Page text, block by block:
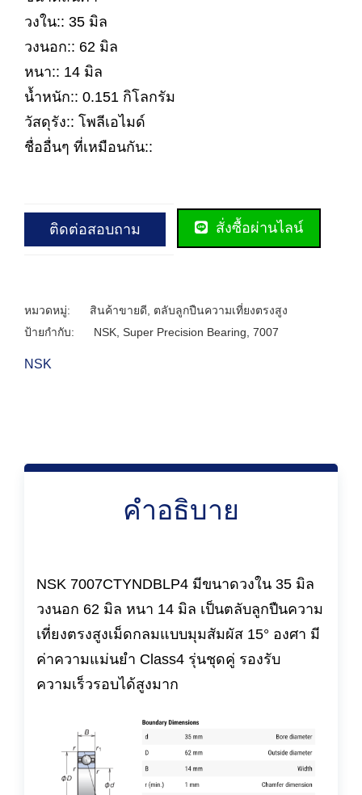
วงใน:: 35 มิล
วงนอก:: 62 มิล
หนา:: 14 มิล
น้ำหนัก:: 0.151 กิโลกรัม
วัสดุรัง:: โพลีเอไมด์
ชื่ออื่นๆ ที่เหมือนกัน::
ติดต่อสอบถาม สั่งซื้อผ่านไลน์
หมวดหมู่: สินค้าขายดี
ตลับลูกปืนความเที่ยงตรงสูง
ป้ายกำกับ:
NSK Super Precision Bearing 7007
NSK
คำอธิบาย
NSK 7007CTYNDBLP4 มีขนาดวงใน 35 มิล
วงนอก 62 มิล หนา 14 มิล เป็นตลับลูกปืนความ
เที่ยงตรงสูงเม็ดกลมแบบมุมสัมผัส 15° องศา มี
ค่าความแม่นยำ Class4 รุ่นชุดคู่ รองรับ
ความเร็วรอบได้สูงมาก